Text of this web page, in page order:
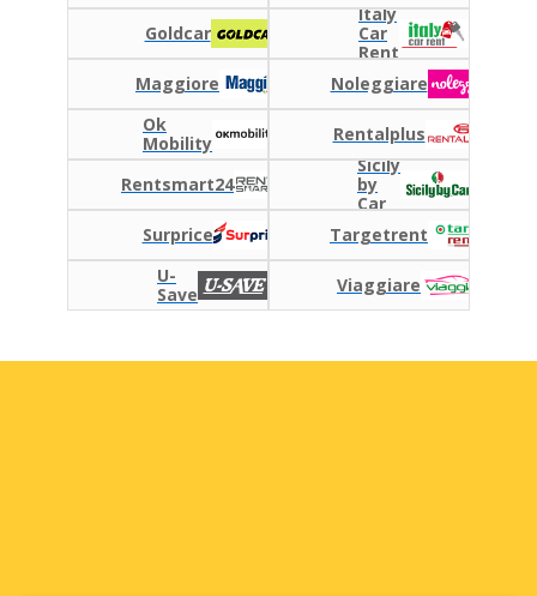
Descontos especiais
Aceda a ofertas exclusivas dos nossos
fornecedores
Iniciar sessão com eLink
Goldcar
Italy
Car
Rent
Maggiore
Noleggiare
Ok
Mobility
Rentalplus
Rentsmart24
Sicily
by
Car
Surprice
Targetrent
U-
Save
Viaggiare